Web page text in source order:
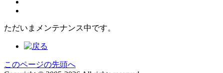
ただいまメンテナンス中です。
このページの先頭へ